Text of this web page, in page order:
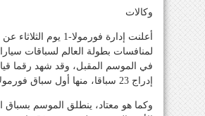
وكالات
أعلنت إدارة فورمولا-1
في الموسم المقبل، وقد شهد رقما
إدراج 23 سباقا، منها أول سباق فورمولا-1 بالسعودية.
وكما هو معتاد، ينطلق الموسم بسباق